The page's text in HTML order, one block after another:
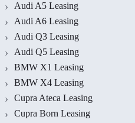
Audi A5 Leasing
Audi A6 Leasing
Audi Q3 Leasing
Audi Q5 Leasing
BMW X1 Leasing
BMW X4 Leasing
Cupra Ateca Leasing
Cupra Born Leasing